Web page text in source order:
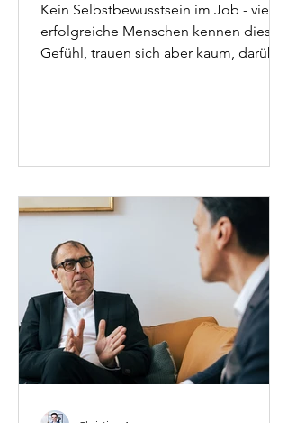
Kein Selbstbewusstsein im Job - viele
erfolgreiche Menschen kennen dieses
Gefühl, trauen sich aber kaum, darüber
mehr innere Sicherheit gewinnt.